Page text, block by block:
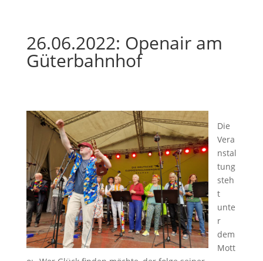
26.06.2022: Openair am
Güterbahnhof
Die
Vera
nstal
tung
steh
t
unte
r
dem
Mott